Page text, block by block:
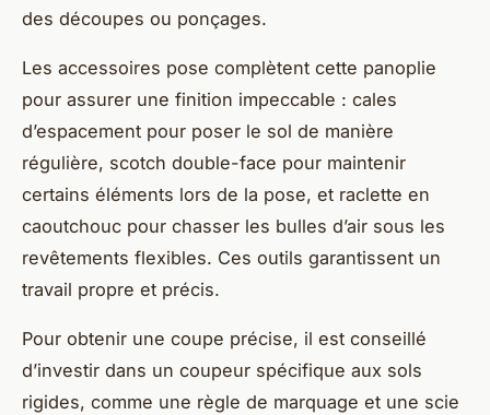
des découpes ou ponçages.
Les accessoires pose complètent cette panoplie
pour assurer une finition impeccable : cales
d’espacement pour poser le sol de manière
régulière, scotch double-face pour maintenir
certains éléments lors de la pose, et raclette en
caoutchouc pour chasser les bulles d’air sous les
revêtements flexibles. Ces outils garantissent un
travail propre et précis.
Pour obtenir une coupe précise, il est conseillé
d’investir dans un coupeur spécifique aux sols
rigides, comme une règle de marquage et une scie